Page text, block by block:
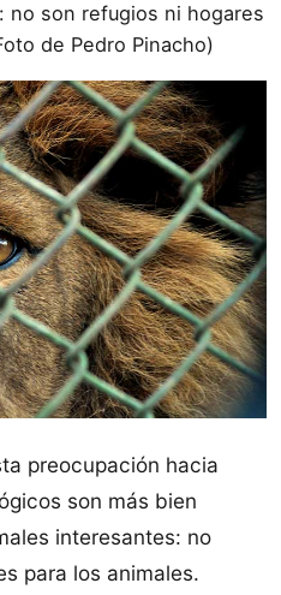
no son refugios ni hogares
de Pedro Pinacho)
preocupación hacia
son más bien
interesantes: no
para los animales.